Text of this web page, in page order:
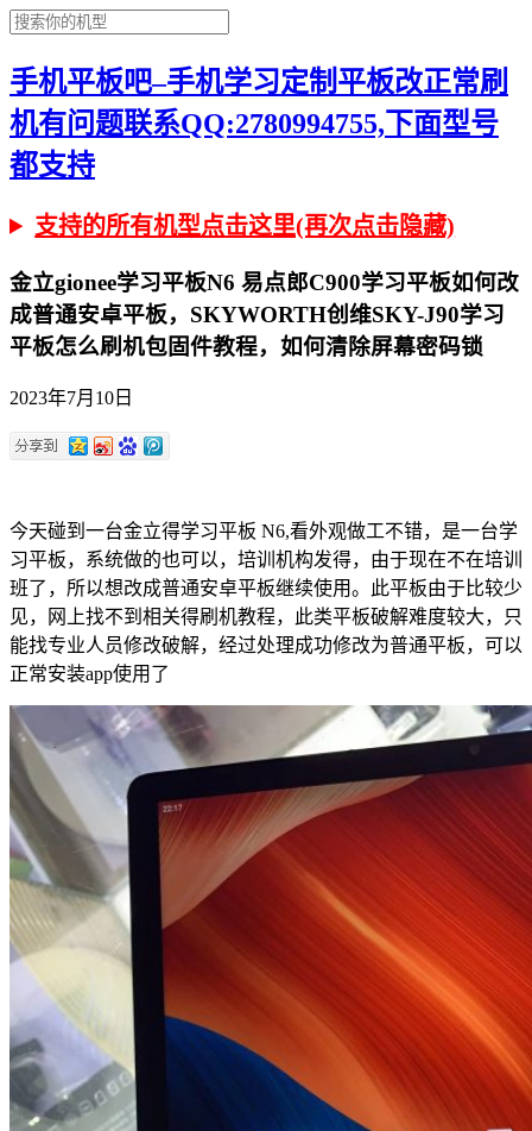
手机平板吧–手机学习定制平板改正常刷
机有问题联系QQ:2780994755,下面型号
都支持
支持的所有机型点击这里(再次点击隐藏)
金立gionee学习平板N6 易点郎C900学习平板如何改
成普通安卓平板，SKYWORTH创维SKY-J90学习
平板怎么刷机包固件教程，如何清除屏幕密码锁
2023年7月10日
今天碰到一台金立得学习平板 N6,看外观做工不错，是一台学
习平板，系统做的也可以，培训机构发得，由于现在不在培训
班了，所以想改成普通安卓平板继续使用。此平板由于比较少
见，网上找不到相关得刷机教程，此类平板破解难度较大，只
能找专业人员修改破解，经过处理成功修改为普通平板，可以
正常安装app使用了